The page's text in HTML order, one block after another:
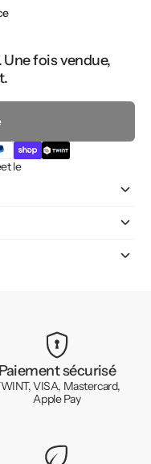
fois vendue,
et le
Paiement sécurisé
VISA, Mastercard,
Apple Pay